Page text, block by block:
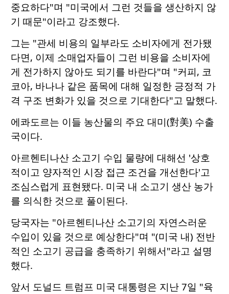
중요하다"며 "미국에서 그런 것들을 생산하지 않
기 때문"이라고 강조했다.
그는 "관세 비용의 일부라도 소비자에게 전가됐
다면, 이제 소매업자들이 그런 비용을 소비자에
게 전가하지 않아도 되기를 바란다"며 "커피, 코
코아, 바나나 같은 품목에 대해 일정한 긍정적 가
격 구조 변화가 있을 것으로 기대한다"고 말했다.
에콰도르는 이들 농산물의 주요 대미(對美) 수출
국이다.
아르헨티나산 소고기 수입 물량에 대해선 '상호
적이고 양자적인 시장 접근 조건을 개선한다'고
조심스럽게 표현됐다. 미국 내 소고기 생산 농가
를 의식한 것으로 풀이된다.
당국자는 "아르헨티나산 소고기의 자연스러운
수입이 있을 것으로 예상한다"며 "(미국 내) 전반
적인 소고기 공급을 충족하기 위해서"라고 설명
했다.
앞서 도널드 트럼프 미국 대통령은 지난 7일 "육